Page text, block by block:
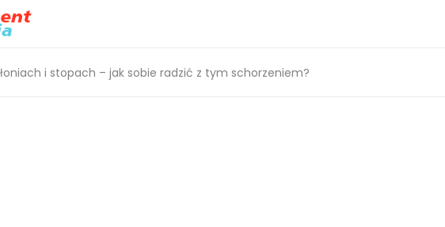
i stopach – jak sobie radzić z tym schorzeniem?